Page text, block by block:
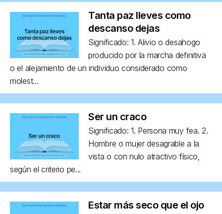
Tanta paz lleves como
descanso dejas
Significado: 1. Alivio o desahogo
producido por la marcha definitiva
o el alejamiento de un individuo considerado como
molest...
Ser un craco
Significado: 1. Persona muy fea. 2.
Hombre o mujer desagrable a la
vista o con nulo atractivo físico,
según el criterio pe...
Estar más seco que el ojo